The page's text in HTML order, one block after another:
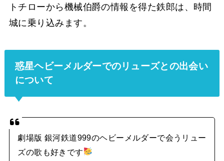
トチローから機械伯爵の情報を得た鉄郎は、時間
城に乗り込みます。
惑星ヘビーメルダーでのリューズとの出会い
について
劇場版 銀河鉄道999のヘビーメルダーで会うリュー
ズの歌も好きです